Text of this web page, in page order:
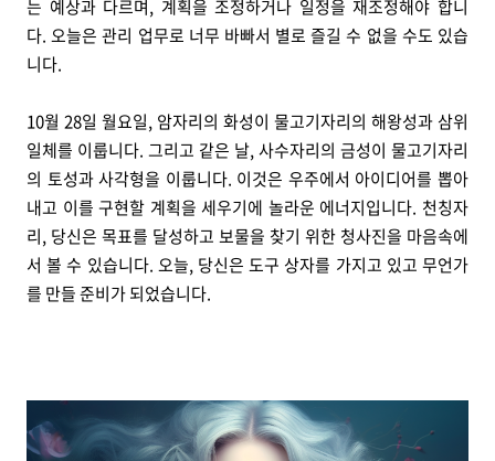
는 예상과 다르며, 계획을 조정하거나 일정을 재조정해야 합니
다. 오늘은 관리 업무로 너무 바빠서 별로 즐길 수 없을 수도 있습
니다.
10월 28일 월요일, 암자리의 화성이 물고기자리의 해왕성과 삼위
일체를 이룹니다. 그리고 같은 날, 사수자리의 금성이 물고기자리
의 토성과 사각형을 이룹니다. 이것은 우주에서 아이디어를 뽑아
내고 이를 구현할 계획을 세우기에 놀라운 에너지입니다. 천칭자
리, 당신은 목표를 달성하고 보물을 찾기 위한 청사진을 마음속에
서 볼 수 있습니다. 오늘, 당신은 도구 상자를 가지고 있고 무언가
를 만들 준비가 되었습니다.